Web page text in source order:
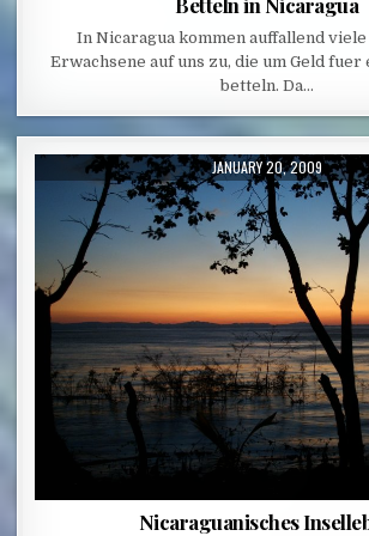
In Nicaragua kommen auffallend
Erwachsene auf uns zu, die um Geld fuer
betteln. Da…
PUBLISHED DATE:
JANUARY 20, 2009
Nicaraguanisches